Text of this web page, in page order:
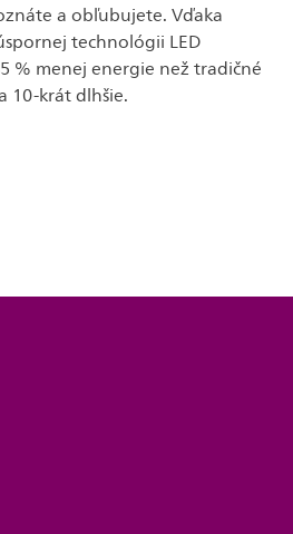
a obľubujete. Vďaka
technológii LED
% menej energie než tradičné
10-krát dlhšie.